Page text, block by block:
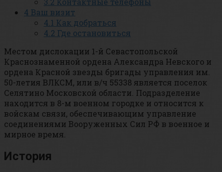
4 Ваш визит
4.1 Как добраться
4.2 Где остановиться
Местом дислокации 1-й Севастопольской
Краснознаменной ордена Александра Невского и
ордена Красной звезды бригады управления им.
50-летия ВЛКСМ, или в/ч 55338 является поселок
Селятино Московской области. Подразделение
находится в 8-м военном городке и относится к
войскам связи, обеспечивающим управление
соединениями Вооруженных Сил РФ в военное и
мирное время.
История